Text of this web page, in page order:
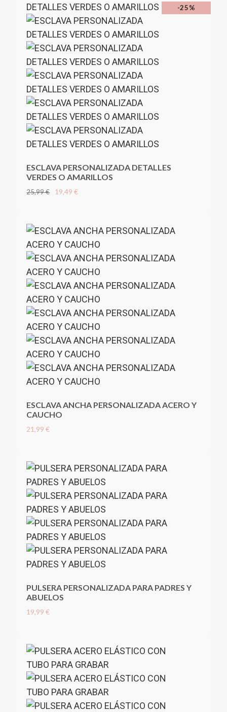
ESCLAVA PERSONALIZADA DETALLES
VERDES O AMARILLOS
25,99 € 19,49 €
-25%
ESCLAVA ANCHA PERSONALIZADA ACERO Y
CAUCHO
21,99 €
PULSERA PERSONALIZADA PARA PADRES Y
ABUELOS
19,99 €